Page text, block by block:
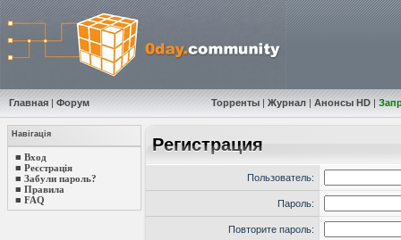
Главная | Форум Торренты |Журнал |Анонсы HD |
Навігація
■ Вход
■ Реєстрація
■ Забули пароль?
■ Правила
■ FAQ
Регистрация
Пользователь:
Пароль:
Повторите пароль: